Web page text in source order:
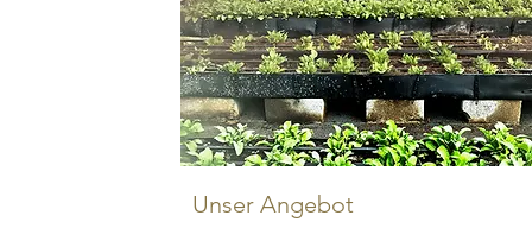
Unser Angebot